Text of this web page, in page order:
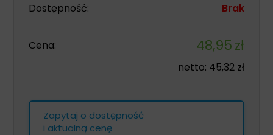
Dostępność: Brak
Cena: 48,95zł
netto: 45,32 zł
Zapytaj o dostępność
i aktualną cenę